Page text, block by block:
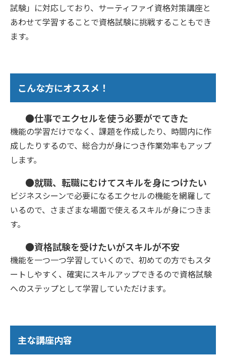
試験」に対応しており、サーティファイ資格対策講座と
あわせて学習することで資格試験に挑戦することもでき
ます。
こんな方にオススメ！
●仕事でエクセルを使う必要がでてきた
機能の学習だけでなく、課題を作成したり、時間内に作
成したりするので、総合力が身につき作業効率もアップ
します。
●就職、転職にむけてスキルを身につけたい
ビジネスシーンで必要になるエクセルの機能を網羅して
いるので、さまざまな場面で使えるスキルが身につきま
す。
●資格試験を受けたいがスキルが不安
機能を一つ一つ学習していくので、初めての方でもスタ
ートしやすく、確実にスキルアップできるので資格試験
へのステップとして学習していただけます。
主な講座内容